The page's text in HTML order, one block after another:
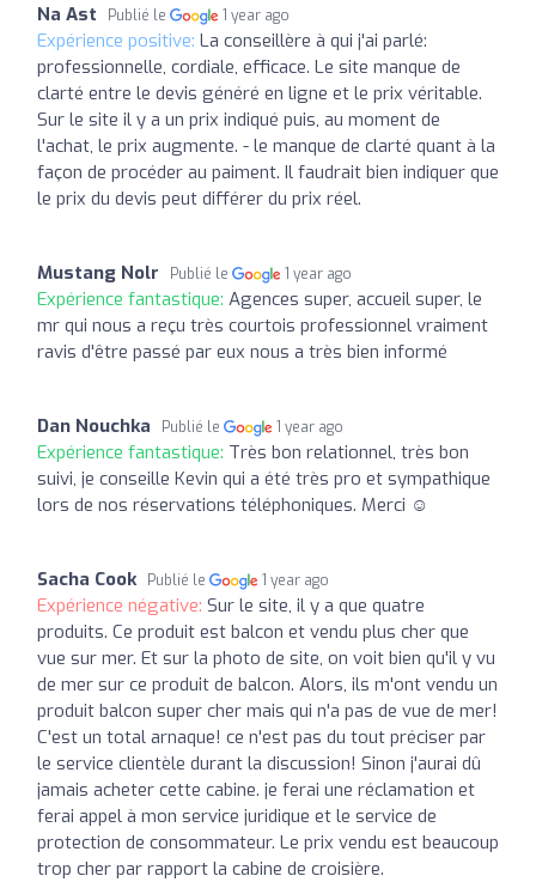
Na Ast Publié le 1 year ago
Expérience positive: La conseillère à qui j'ai parlé:
professionnelle, cordiale, efficace. Le site manque de
clarté entre le devis généré en ligne et le prix véritable.
Sur le site il y a un prix indiqué puis, au moment de
l'achat, le prix augmente. - le manque de clarté quant à la
façon de procéder au paiment. Il faudrait bien indiquer que
le prix du devis peut différer du prix réel.
Mustang Nolr Publié le 1 year ago
Expérience fantastique: Agences super, accueil super, le
mr qui nous a reçu très courtois professionnel vraiment
ravis d'être passé par eux nous a très bien informé
Dan Nouchka Publié le 1 year ago
Expérience fantastique: Très bon relationnel, très bon
suivi, je conseille Kevin qui a été très pro et sympathique
lors de nos réservations téléphoniques. Merci ☺️
Sacha Cook Publié le 1 year ago
Expérience négative: Sur le site, il y a que quatre
produits. Ce produit est balcon et vendu plus cher que
vue sur mer. Et sur la photo de site, on voit bien qu'il y vu
de mer sur ce produit de balcon. Alors, ils m'ont vendu un
produit balcon super cher mais qui n'a pas de vue de mer!
C'est un total arnaque! ce n'est pas du tout préciser par
le service clientèle durant la discussion! Sinon j'aurai dû
jamais acheter cette cabine. je ferai une réclamation et
ferai appel à mon service juridique et le service de
protection de consommateur. Le prix vendu est beaucoup
trop cher par rapport la cabine de croisière.